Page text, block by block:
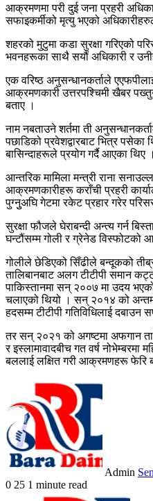
आक्रमणमा परी दुई जना प्रहरी
सफाइकर्मीको मृत्यु भएको
शहरको मुटुमा कडा सुरक्षा गरिएको
भवनहरूका साथै सयौं अधिकारी र
एक वरिष्ठ अनुसन्धानकर्ताले
आक्रमणकारी उत्तरपश्चिमी खैबर
बताए ।
नाम नबताउने शर्तमा ती
पछाडिको प्रवेशद्वारबाट भित्र पसेका
बासिन्दाहरूले प्रयोग गर्दै आएका थिए ।
आन्तरिक मामिला मन्त्री राना
आक्रमणकारीहरू कराँची प्रहरी
पुग्नुुअघि गेटमा रकेट प्रहार गरेर
सुरक्षा फौजले घेराबन्दी अन्त्य गर्न
घन्टौंसम्म गोली र ग्रेनेड विस्फोटको
गोलीले छेडिएको सिँढीले बन्दूकको
तालिबानबाट अलग टीटीपी समान
पाकिस्तानमा सन् २००७ मा उदय
चलाएको थियो । सन् २०१४ को
हदसम्म टीटीपी गतिविधिलाई दबाउन
तर सन् २०२१ को अगष्टमा अफगान
र इस्लामावादबीच गत वर्ष नोभेम्बरमा
बललाई लक्षित गरी आक्रमणहरू फेरि
Admin
0 25 1 minute read